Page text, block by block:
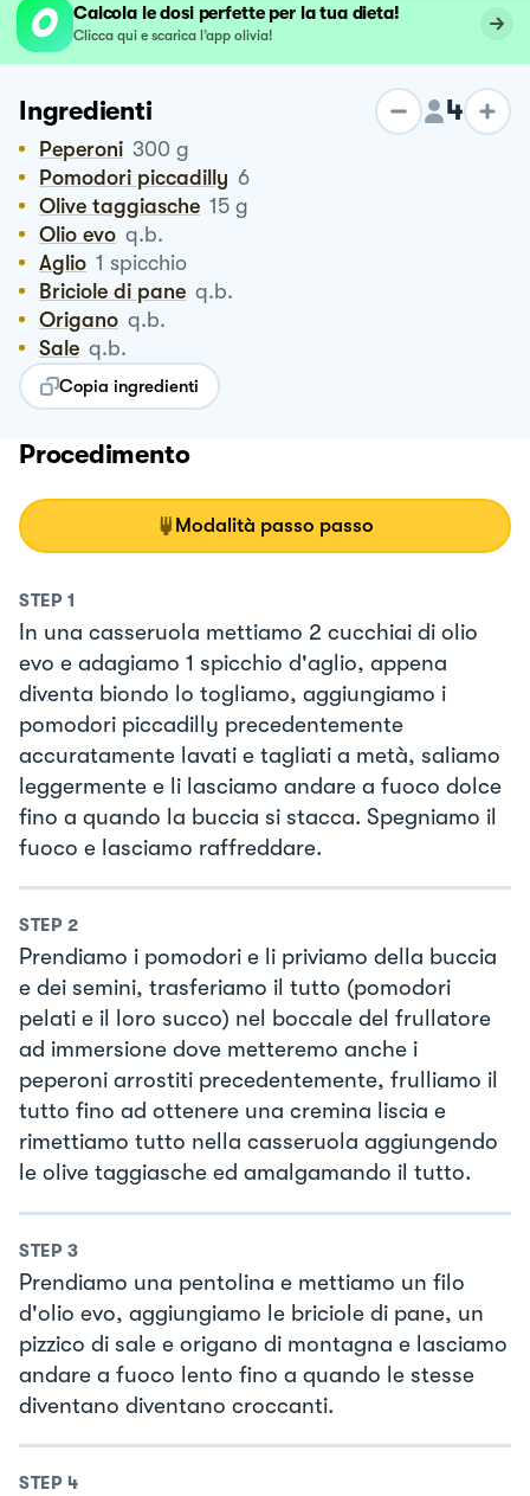
Calcola le dosi perfette per la tua dieta!
Clicca qui e scarica l’app olivia!
Ingredienti 4
Peperoni 300 g
Pomodori piccadilly 6
Olive taggiasche 15 g
Olio evo q.b.
Aglio 1 spicchio
Briciole di pane q.b.
Origano q.b.
Sale q.b.
Copia ingredienti
Procedimento
Modalità passo passo
STEP 1
In una casseruola mettiamo 2 cucchiai di olio
evo e adagiamo 1 spicchio d'aglio, appena
diventa biondo lo togliamo, aggiungiamo i
pomodori piccadilly precedentemente
accuratamente lavati e tagliati a metà, saliamo
leggermente e li lasciamo andare a fuoco dolce
fino a quando la buccia si stacca. Spegniamo il
fuoco e lasciamo raffreddare.
STEP 2
Prendiamo i pomodori e li priviamo della buccia
e dei semini, trasferiamo il tutto (pomodori
pelati e il loro succo) nel boccale del frullatore
ad immersione dove metteremo anche i
peperoni arrostiti precedentemente, frulliamo il
tutto fino ad ottenere una cremina liscia e
rimettiamo tutto nella casseruola aggiungendo
le olive taggiasche ed amalgamando il tutto.
STEP 3
Prendiamo una pentolina e mettiamo un filo
d'olio evo, aggiungiamo le briciole di pane, un
pizzico di sale e origano di montagna e lasciamo
andare a fuoco lento fino a quando le stesse
diventano diventano croccanti.
STEP 4